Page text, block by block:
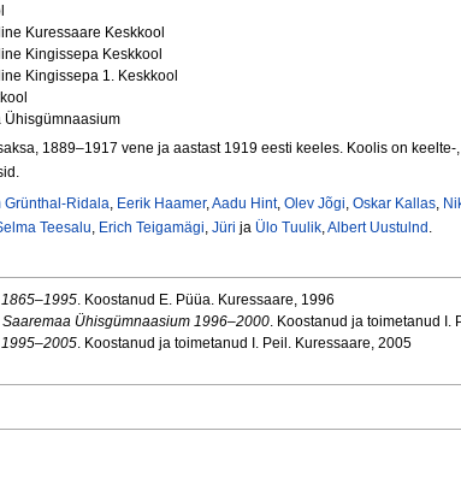
Kuressaare Keskkool
Kingissepa Keskkool
Kingissepa 1. Keskkool
Ühisgümnaasium
1889–1917 vene ja aastast 1919 eesti keeles. Koolis on
Grünthal-Ridala, Eerik Haamer,Aadu Hint, Olev Jõgi, Oskar Kallas,
Teesalu, Erich Teigamägi, Jüri ja Ülo Tuulik,Albert Uustulnd .
. Koostanud E. Püüa. Kuressaare, 1996
Ühisgümnaasium 1996–2000. Koostanud ja toimetanud I.
. Koostanud ja toimetanud I. Peil. Kuressaare, 2005